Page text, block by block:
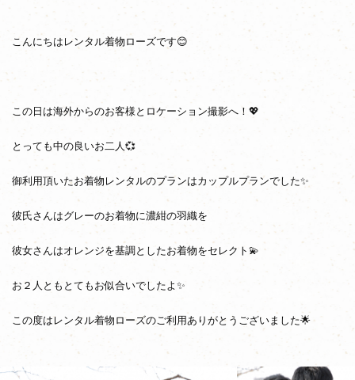
影
こんにちはレンタル着物ローズです😊
この日は海外からのお客様とロケーション撮影へ！💖
とっても中の良いお二人💞
御利用頂いたお着物レンタルのプランはカップルプランでした✨
彼氏さんはグレーのお着物に濃紺の羽織を
彼女さんはオレンジを基調としたお着物をセレクト💫
お２人ともとてもお似合いでしたよ✨
この度はレンタル着物ローズのご利用ありがとうございました🌟